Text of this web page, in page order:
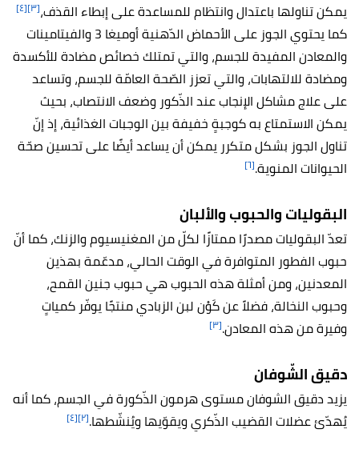
يمكن تناولها باعتدال وانتظام للمساعدة على إبطاء القذف،[٣] [٤]
كما يحتوي الجوز على الأحماض الدّهنية أوميغا 3 والفيتامينات
والمعادن المفيدة للجسم، والتي تمتلك خصائص مضادة للأكسدة
ومضادة للالتهابات، والتي تعزز الصّحة العامّة للجسم، وتساعد
على علاج مشاكل الإنجاب عند الذّكور وضعف الانتصاب، بحيث
يمكن الاستمتاع به كوجبةٍ خفيفة بين الوجبات الغذائية، إذ إنّ
تناول الجوز بشكل متكرر يمكن أن يساعد أيضًا على تحسين صحّة
الحيوانات المنوية.[٦]
البقوليات والحبوب والألبان
تعدّ البقوليات مصدرًا ممتازًا لكلّ من المغنيسيوم والزنك، كما أنّ
حبوب الفطور المتوافرة في الوقت الحالي، مدعّمة بهذين
المعدنين، ومن أمثلة هذه الحبوب هي حبوب جنين القمح،
وحبوب النخالة، فضلاً عن كَوْن لبن الزبادي منتجًا يوفّر كمياتٍ
وفيرة من هذه المعادن.[٣]
دقيق الشّوفان
يزيد دقيق الشوفان مستوى هرمون الذّكورة في الجسم، كما أنه
يُهدّئ عضلات القضيب الذّكري ويقوّيها ويُنشّطها.[٢] [٤]